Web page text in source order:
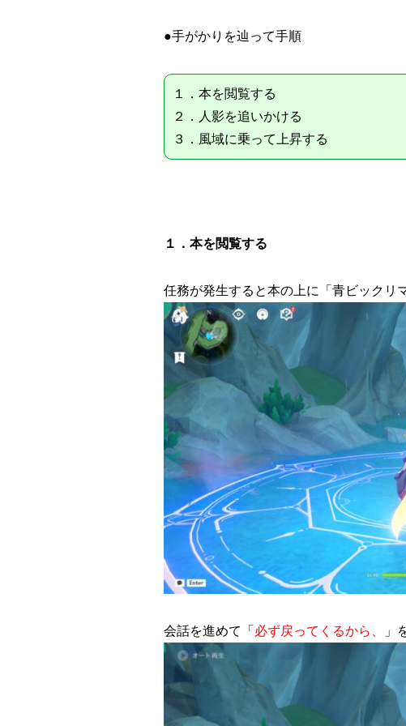
●手がかりを辿って手順
１．本を閲覧する
２．人影を追いかける
３．風域に乗って上昇する
１．本を閲覧する
任務が発生すると本の上に「青ビックリ
会話を進めて「 必ず戻ってくるから、 」